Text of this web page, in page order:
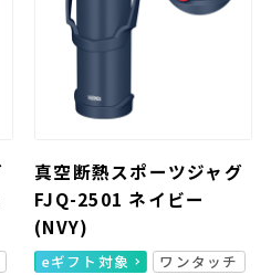
真空断熱スポーツジャグ
FJQ-2501 ネイビー
(NVY)
eギフト対象
ワンタッチ